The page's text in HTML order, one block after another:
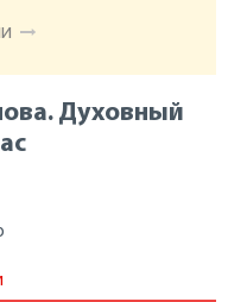
Духовный